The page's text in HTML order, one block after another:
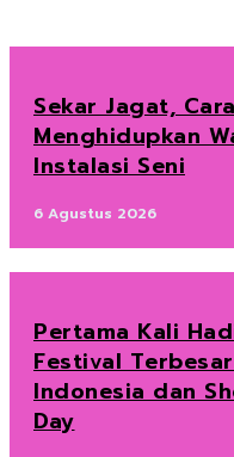
Sekar Jagat,
Menghidupkan
Instalasi Seni
6 Agustus 2026
Pertama Kali
Festival
Indonesia dan
Day